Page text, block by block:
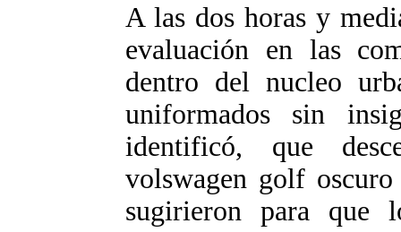
A las dos horas y
evaluación en las
dentro del nucleo
uniformados sin
identificó, que
volswagen golf
sugirieron para que